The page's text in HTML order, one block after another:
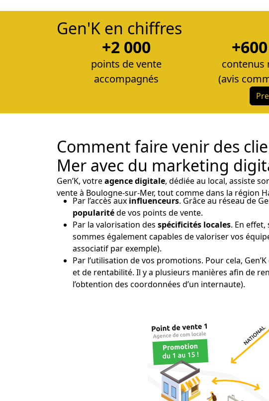
Gen'K en chiffres
+2 000
points de vente
accompagnés
contenus
(avis
Comment faire venir des
Mer avec du marketing
Gen’K, votreagence digitale, dédiée au local, assiste
vente à Boulogne-sur-Mer, tout comme dans la région
Par l’accès aux influenceurs. Grâce au réseau de
popularitéde vos points de vente.
Par la valorisation des spécificités locales. En
sommes également capables de valoriser vos
associatif par exemple).
Par l’utilisation de vos promotions. Pour cela,
et de rentabilité. Il y a plusieurs manières afin de
l’obtention des coordonnées d’un internaute).